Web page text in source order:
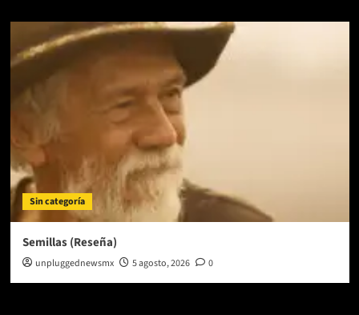
Sin categoría
Semillas (Reseña)
unpluggednewsmx 5 agosto, 2026 0